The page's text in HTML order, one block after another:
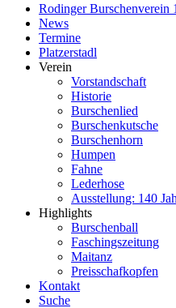
Rodinger Burschenverein
News
Termine
Platzerstadl
Verein
Vorstandschaft
Historie
Burschenlied
Burschenkutsche
Burschenhorn
Humpen
Fahne
Lederhose
Ausstellung: 140
Highlights
Burschenball
Faschingszeitung
Maitanz
Preisschafkopfen
Kontakt
Suche